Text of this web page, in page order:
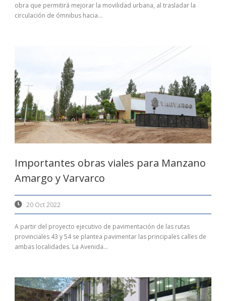
obra que permitirá mejorar la movilidad urbana, al trasladar la
circulación de ómnibus hacia...
Importantes obras viales para Manzano
Amargo y Varvarco
20 Oct 2022
A partir del proyecto ejecutivo de pavimentación de las rutas
provinciales 43 y 54 se plantea pavimentar las principales calles de
ambas localidades. La Avenida...